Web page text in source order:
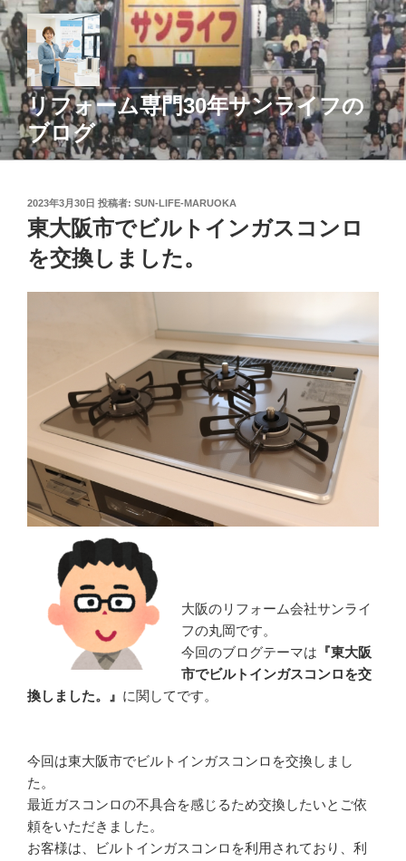
コ
ン
テ
ン
ツ
へ
ス
キ
リフォーム専門30年サンライフの
ブログ
投
稿
日:
2023年3月30日 投稿者: SUN-LIFE-MARUOKA
東大阪市でビルトインガスコンロ
を交換しました。
大阪のリフォーム会社サンライ
フの丸岡です。
今回のブログテーマは 『東大阪
市でビルトインガスコンロを交
換しました。』 に関してです。
今回は東大阪市でビルトインガスコンロを交換しまし
た。
最近ガスコンロの不具合を感じるため交換したいとご依
頼をいただきました。
お客様は、ビルトインガスコンロを利用されており、利